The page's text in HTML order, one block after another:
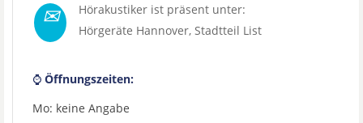
✉
Hörakustiker ist präsent unter:
Hörgeräte Hannover, Stadtteil List
⌚ Öffnungszeiten:
Mo: keine Angabe